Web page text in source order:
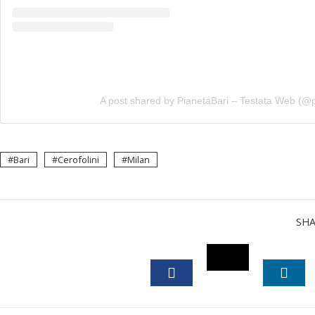
A post shared by PianetaBari – Testata Web
Bari Cerofolini Milan
TWITTER